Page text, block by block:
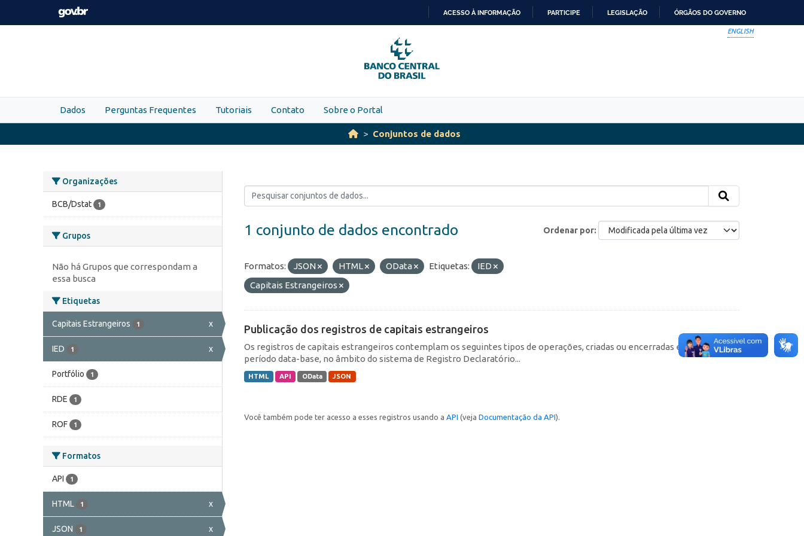
Skip to main content
PARA
O
CONTEÚDO
ACESSO À INFORMAÇÃO PARTICIPE LEGISLAÇÃO ÓRGÃOS DO GOVERNO
ENGLISH
Dados Perguntas Frequentes Tutoriais Contato Sobre o Portal
Conjuntos de dados
Organizações
BCB/Dstat 1
Grupos
Não há Grupos que correspondam a
essa busca
Etiquetas
Capitais Estrangeiros 1 x
IED 1 x
Portfólio 1
RDE 1
ROF 1
Formatos
API 1
HTML 1 x
JSON 1 x
Ordenar por
1 conjunto de dados encontrado
Formatos: JSON HTML OData Etiquetas:
IED
Capitais Estrangeiros
Publicação dos registros de capitais estrangeiros
Os registros de capitais estrangeiros contemplam os seguintes tipos de operações, criadas ou encerradas em cada
período data-base, no âmbito do sistema de Registro Declaratório...
HTML API OData JSON
Você também pode ter acesso a esses registros usando a API (veja Documentação da API).